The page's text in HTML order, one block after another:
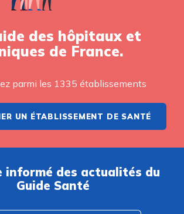
des hôpitaux et
de France.
parmi les 1335 établissements
UN ÉTABLISSEMENT DE SANTÉ
informé des actualités du
Guide Santé